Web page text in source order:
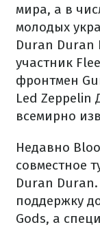
мира, а в
молодых
Duran Duran
участник
фронтмен
Led
всемирно
Недавно
совместное
Duran
поддержку
Gods, а